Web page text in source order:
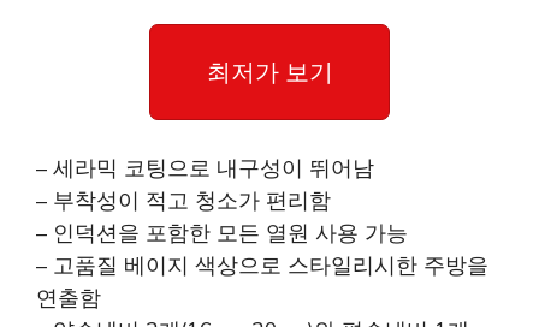
최저가 보기
– 세라믹 코팅으로 내구성이 뛰어남
– 부착성이 적고 청소가 편리함
– 인덕션을 포함한 모든 열원 사용 가능
– 고품질 베이지 색상으로 스타일리시한 주방을
연출함